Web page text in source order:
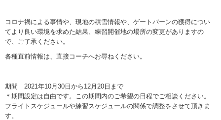
コロナ禍による事情や、現地の積雪情報や、ゲートバーンの獲得につい
てより良い環境を求めた結果、練習開催地の場所の変更がありますの
で、ご了承ください。
各種直前情報は、直接コーチへお尋ねください。
期間 2021年10月30日から12月20日まで
＊期間設定は自由です。この期間内のご希望の日程でご相談ください。
フライトスケジュールや練習スケジュールの関係で調整をさせて頂きま
す。